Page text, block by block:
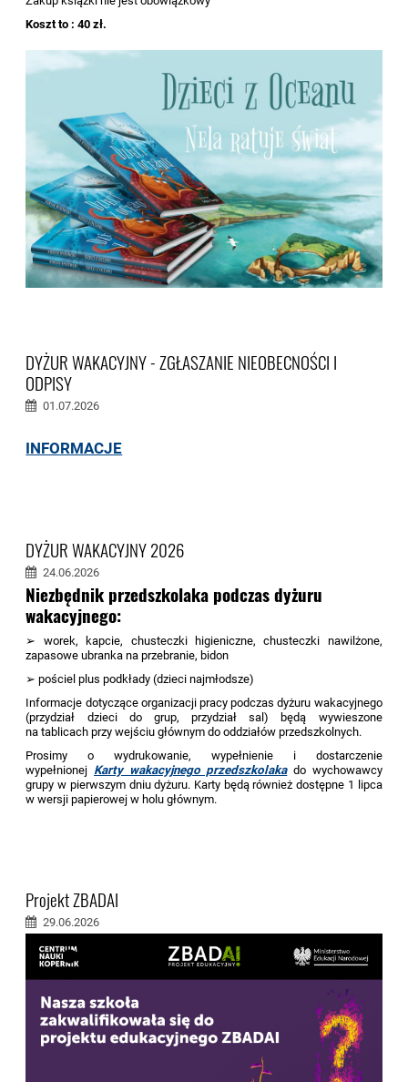
Koszt to : 40 zł.
DYŻUR WAKACYJNY - ZGŁASZANIE NIEOBECNOŚCI I
ODPISY
01.07.2026
INFORMACJE
DYŻUR WAKACYJNY 2026
24.06.2026
Niezbędnik przedszkolaka podczas dyżuru
wakacyjnego:
➢ worek, kapcie, chusteczki higieniczne, chusteczki nawilżone,
zapasowe ubranka na przebranie, bidon
➢ pościel plus podkłady (dzieci najmłodsze)
Informacje dotyczące organizacji pracy podczas dyżuru wakacyjnego
(przydział dzieci do grup, przydział sal) będą wywieszone
na tablicach przy wejściu głównym do oddziałów przedszkolnych.
Prosimy o wydrukowanie, wypełnienie i dostarczenie
wypełnionej Karty wakacyjnego przedszkolaka do wychowawcy
grupy w pierwszym dniu dyżuru. Karty będą również dostępne 1 lipca
w wersji papierowej w holu głównym.
Projekt ZBADAI
29.06.2026